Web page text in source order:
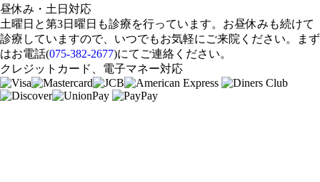
昼休み・土日 対応
土曜日と第3日曜日も診療を行っています。お昼休みも続けて
診療していますので、いつでもお気軽にご来院ください。
まず
はお電話(075-382-2677)にてご連絡ください。
クレジットカード、電子マネー対応